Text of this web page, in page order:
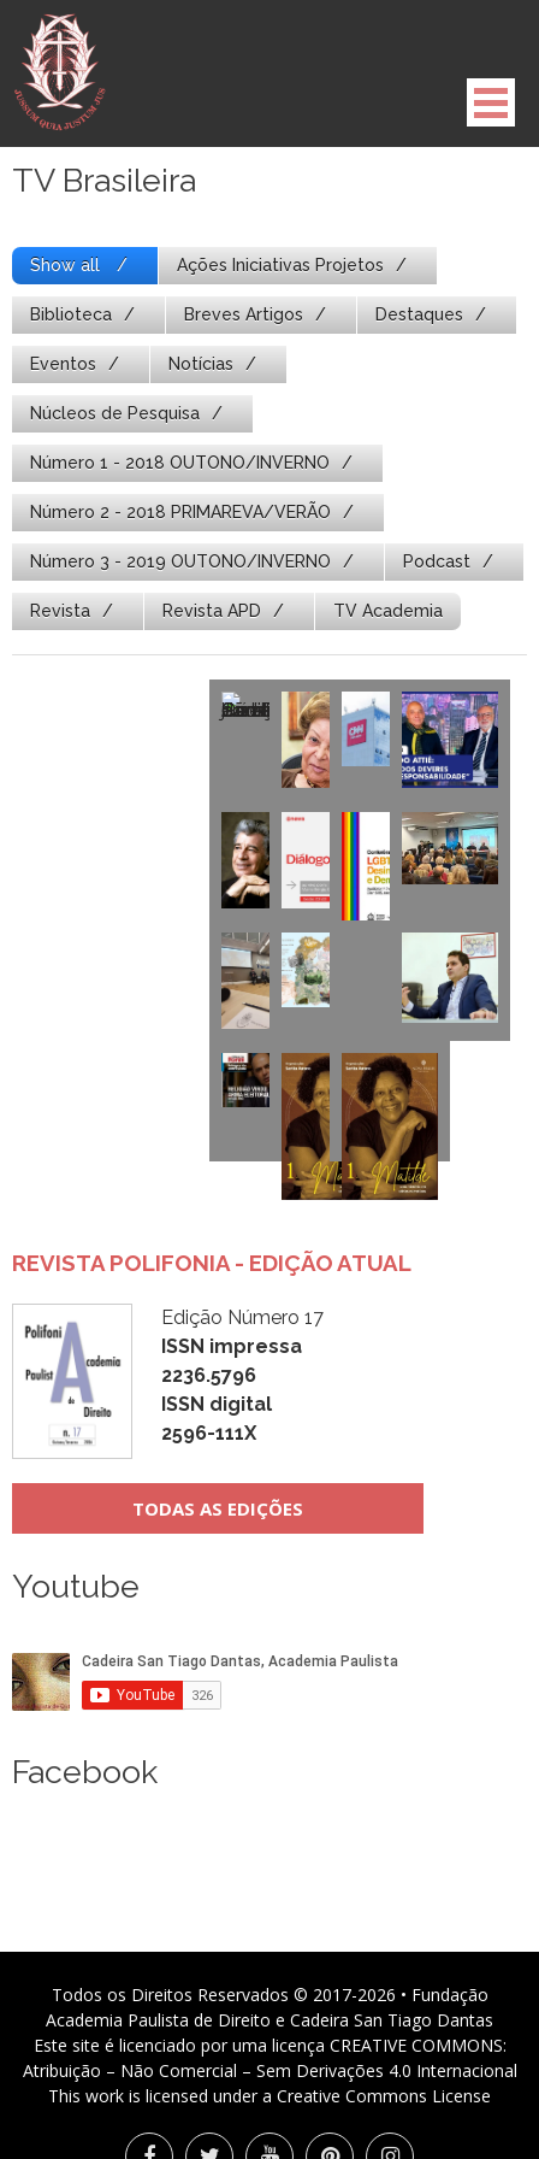
para
conteúdo
TV Brasileira
Show all Ações Iniciativas Projetos
Biblioteca Breves Artigos Destaques
Eventos Notícias
Núcleos de Pesquisa
Número 1 - 2018 OUTONO/INVERNO
Número 2 - 2018 PRIMAREVA/VERÃO
Número 3 - 2019 OUTONO/INVERNO Podcast
Revista Revista APD TV Academia
REVISTA POLIFONIA - EDIÇÃO ATUAL
Edição Número 17
ISSN impressa
2236.5796
ISSN digital
2596-111X
TODAS AS EDIÇÕES
Youtube
Facebook
Todos os Direitos Reservados © 2017-2026 • Fundação
Academia Paulista de Direito e Cadeira San Tiago Dantas
Este site é licenciado por uma licença CREATIVE COMMONS:
Atribuição – Não Comercial – Sem Derivações 4.0 Internacional
This work is licensed under a Creative Commons License